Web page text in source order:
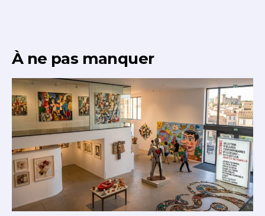
À ne pas manquer